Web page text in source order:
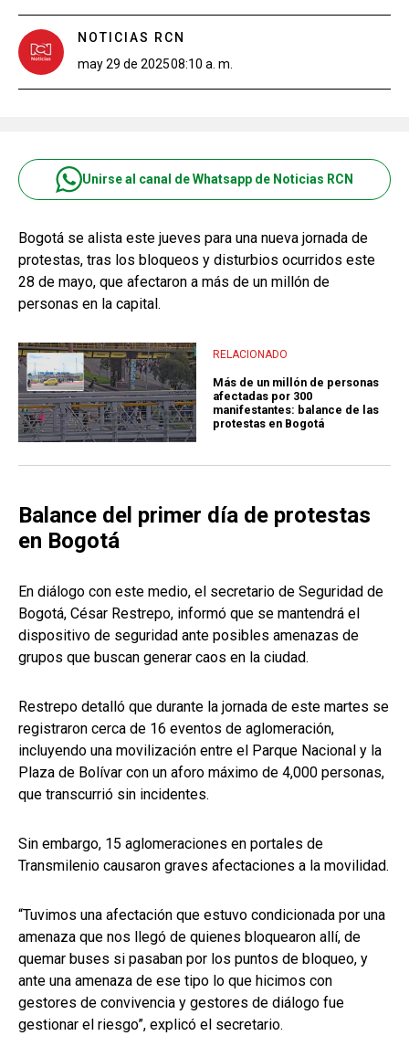
NOTICIAS RCN
may 29 de 202508:10 a. m.
Unirse al canal de Whatsapp de Noticias RCN
Bogotá se alista este jueves para una nueva jornada de
protestas, tras los bloqueos y disturbios ocurridos este
28 de mayo, que afectaron a más de un millón de
personas en la capital.
RELACIONADO
Más de un millón de personas
afectadas por 300
manifestantes: balance de las
protestas en Bogotá
Balance del primer día de protestas
en Bogotá
En diálogo con este medio, el secretario de Seguridad de
Bogotá, César Restrepo, informó que se mantendrá el
dispositivo de seguridad ante posibles amenazas de
grupos que buscan generar caos en la ciudad.
Restrepo detalló que durante la jornada de este martes se
registraron cerca de 16 eventos de aglomeración,
incluyendo una movilización entre el Parque Nacional y la
Plaza de Bolívar con un aforo máximo de 4,000 personas,
que transcurrió sin incidentes.
Sin embargo, 15 aglomeraciones en portales de
Transmilenio causaron graves afectaciones a la movilidad.
“Tuvimos una afectación que estuvo condicionada por una
amenaza que nos llegó de quienes bloquearon allí, de
quemar buses si pasaban por los puntos de bloqueo, y
ante una amenaza de ese tipo lo que hicimos con
gestores de convivencia y gestores de diálogo fue
gestionar el riesgo”, explicó el secretario.